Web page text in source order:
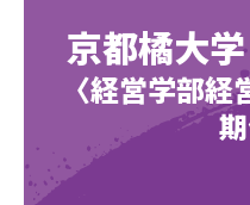
京都橘大
〈経営学部